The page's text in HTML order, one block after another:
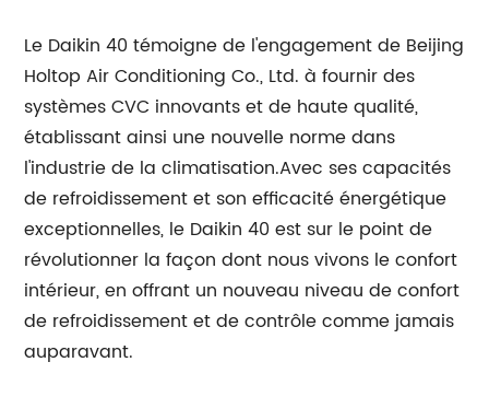
Le Daikin 40 témoigne de l'engagement de Beijing
Holtop Air Conditioning Co., Ltd. à fournir des
systèmes CVC innovants et de haute qualité,
établissant ainsi une nouvelle norme dans
l'industrie de la climatisation.Avec ses capacités
de refroidissement et son efficacité énergétique
exceptionnelles, le Daikin 40 est sur le point de
révolutionner la façon dont nous vivons le confort
intérieur, en offrant un nouveau niveau de confort
de refroidissement et de contrôle comme jamais
auparavant.